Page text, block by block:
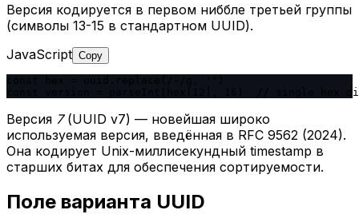
Версия кодируется в первом ниббле третьей группы
(символы 13-15 в стандартном UUID).
JavaScript Copy
const version = parseInt(hex[12], 16)  // single
Версия 7(UUID v7) — новейшая широко
используемая версия, введённая в RFC 9562 (2024).
Она кодирует Unix-миллисекундный timestamp в
старших битах для обеспечения сортируемости.
Поле варианта UUID